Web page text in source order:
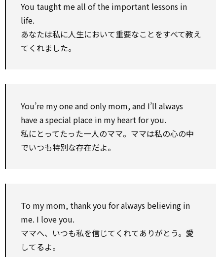
You taught me all of the important lessons in
life.
あなたは私に人生において重要なことをすべて教え
てくれました。
You’re my one and only mom, and I’ll always
have a special place in my heart for you.
私にとってたった一人のママ。ママは私の心の中
でいつも特別な存在だよ。
To my mom, thank you for always believing in
me. I love you.
ママへ、いつも私を信じてくれてありがとう。愛
してるよ。